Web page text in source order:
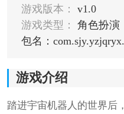
游戏版本：
v1.0
游戏类型：
角色扮演
包名：
游戏介绍
踏进宇宙机器人的世界后